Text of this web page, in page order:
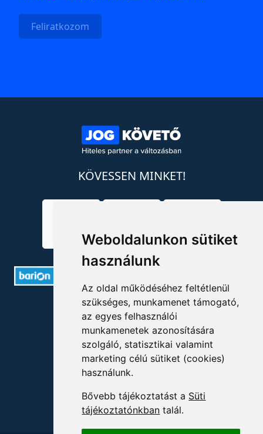
Weboldalunkon sütiket
használunk
Az oldal működéséhez feltétlenül
szükséges, munkamenet támogató,
az egyes felhasználói
munkamenetek azonosítására
szolgáló, statisztikai valamint
marketing célú sütiket (cookies)
használunk.
Bővebb tájékoztatást a Süti
tájékoztatónkban talál.
Feliratkozom
KÖVESSEN MINKET!
ELÉRHETŐSÉGEK
+36 1 880 7600
info@mprx.hu